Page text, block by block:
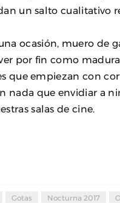
un salto cualitativo
ocasión, muero de
por fin como
que empiezan con
nada que envidiar a
salas de cine.
Gotas Nocturna 2017